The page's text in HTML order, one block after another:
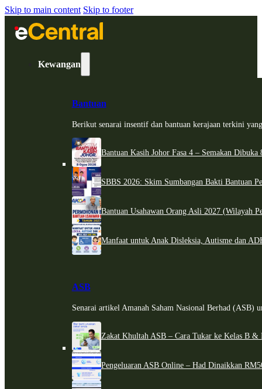
Skip to main content Skip to footer
Kewangan
Bantuan
Berikut senarai insentif dan bantuan kerajaan terkini
Bantuan Kasih Johor Fasa 4 – Semakan
SBBS 2026: Skim Sumbangan Bakti Bantuan
Bantuan Usahawan Orang Asli 2027 (Wilayah
Manfaat untuk Anak Disleksia, Autisme dan
ASB
Senarai artikel Amanah Saham Nasional Berhad (ASB)
Zakat Khultah ASB – Cara Tukar ke Kelas B &
Pengeluaran ASB Online – Had Dinaikkan